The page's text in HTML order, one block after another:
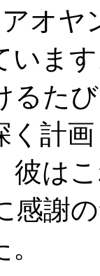
オ
いま
るた
く計
彼は
感謝